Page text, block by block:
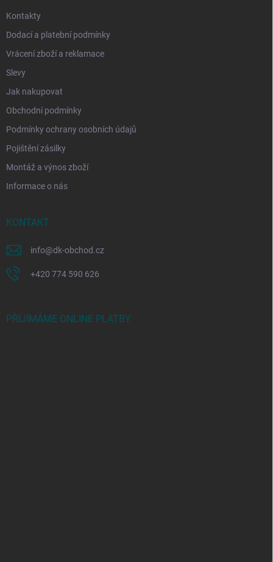
Kontakty
Dodací a platební podmínky
Vrácení zboží a reklamace
Slevy
Jak nakupovat
Obchodní podmínky
Podmínky ochrany osobních údajů
Pojištění zásilky
Montáž a výnos zboží
Informace o nás
KONTAKT
info@dk-obchod.cz
+420 774 590 626
PŘIJÍMÁME ONLINE PLATBY